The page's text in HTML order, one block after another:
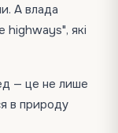
А влада
які
— це не лише
в природу